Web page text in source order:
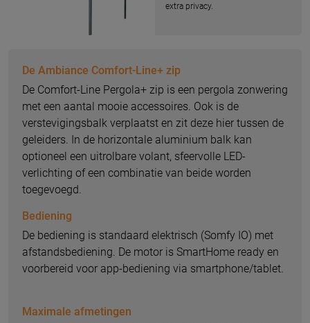
extra privacy.
De Ambiance Comfort-Line+ zip
De Comfort-Line Pergola+ zip is een pergola zonwering
met een aantal mooie accessoires. Ook is de
verstevigingsbalk verplaatst en zit deze hier tussen de
geleiders. In de horizontale aluminium balk kan
optioneel een uitrolbare volant, sfeervolle LED-
verlichting of een combinatie van beide worden
toegevoegd.
Bediening
De bediening is standaard elektrisch (Somfy IO) met
afstandsbediening. De motor is SmartHome ready en
voorbereid voor app-bediening via smartphone/tablet.
Maximale afmetingen